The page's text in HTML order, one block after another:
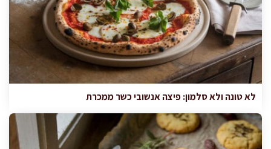
לא טונה ולא סלמון: פיצה אנשובי כשר ממכרת